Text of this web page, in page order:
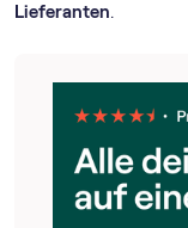
Lieferanten.